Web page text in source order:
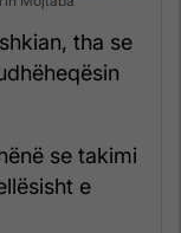
tha se
se takimi
e